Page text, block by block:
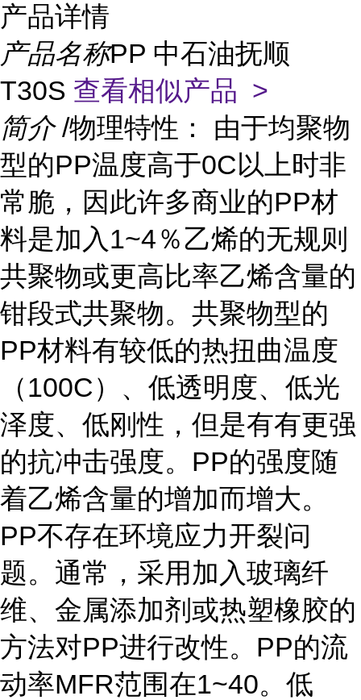
产品详情
产品名称PP 中石油抚顺
T30S 查看相似产品 >
简介 /物理特性： 由于均聚物
型的PP温度高于0C以上时非
常脆，因此许多商业的PP材
料是加入1~4％乙烯的无规则
共聚物或更高比率乙烯含量的
钳段式共聚物。共聚物型的
PP材料有较低的热扭曲温度
（100C）、低透明度、低光
泽度、低刚性，但是有有更强
的抗冲击强度。PP的强度随
着乙烯含量的增加而增大。
PP不存在环境应力开裂问
题。通常，采用加入玻璃纤
维、金属添加剂或热塑橡胶的
方法对PP进行改性。PP的流
动率MFR范围在1~40。低